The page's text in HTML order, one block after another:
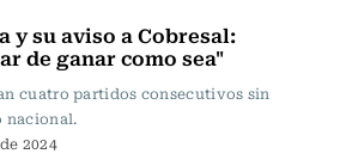
y su aviso a Cobresal:
de ganar como sea"
cuatro partidos consecutivos sin
nacional.
2024